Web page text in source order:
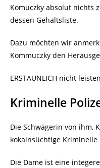
Komuczky absolut nichts
dessen Gehaltsliste.
Dazu möchten wir
Kommuczky den
ERSTAUNLICH nicht
Kriminelle
Die Schwägerin von ihm,
kokainsüchtige Kriminelle
Die Dame ist eine